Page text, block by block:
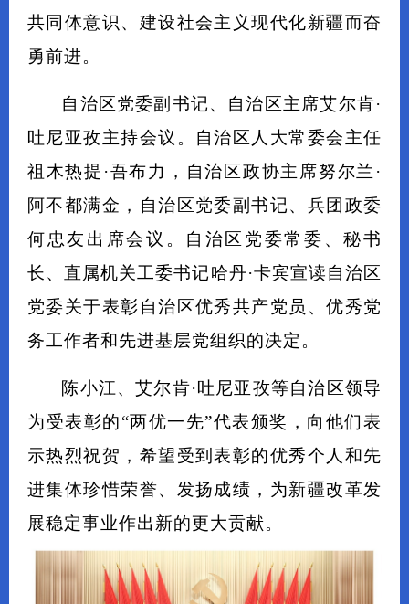
共同体意识、建设社会主义现代化新疆而奋
勇前进。
自治区党委副书记、自治区主席艾尔肯·
吐尼亚孜主持会议。自治区人大常委会主任
祖木热提·吾布力，自治区政协主席努尔兰·
阿不都满金，自治区党委副书记、兵团政委
何忠友出席会议。自治区党委常委、秘书
长、直属机关工委书记哈丹·卡宾宣读自治区
党委关于表彰自治区优秀共产党员、优秀党
务工作者和先进基层党组织的决定。
陈小江、艾尔肯·吐尼亚孜等自治区领导
为受表彰的“两优一先”代表颁奖，向他们表
示热烈祝贺，希望受到表彰的优秀个人和先
进集体珍惜荣誉、发扬成绩，为新疆改革发
展稳定事业作出新的更大贡献。